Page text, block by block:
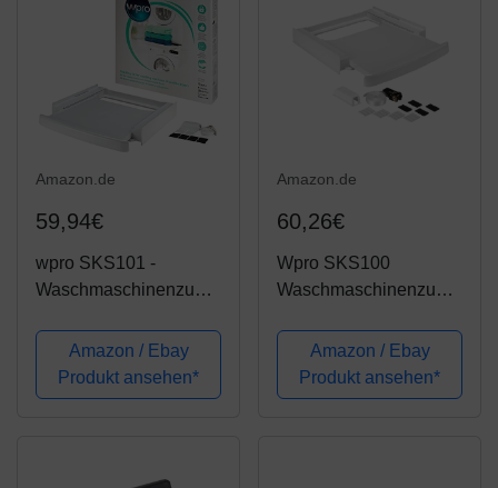
Amazon.de
59,94€
wpro SKS101 -
Waschmaschinenzube
Verbindungsrahmen m.
Ablage/
Zwischenbaurahmen
Amazon / Ebay
Produkt ansehen*
Amazon.de
60,26€
Wpro SKS100
Waschmaschinenzube
Zwischenbaurahmen
mit Ablage /
Waschmaschine und
Amazon / Ebay
Produkt ansehen*